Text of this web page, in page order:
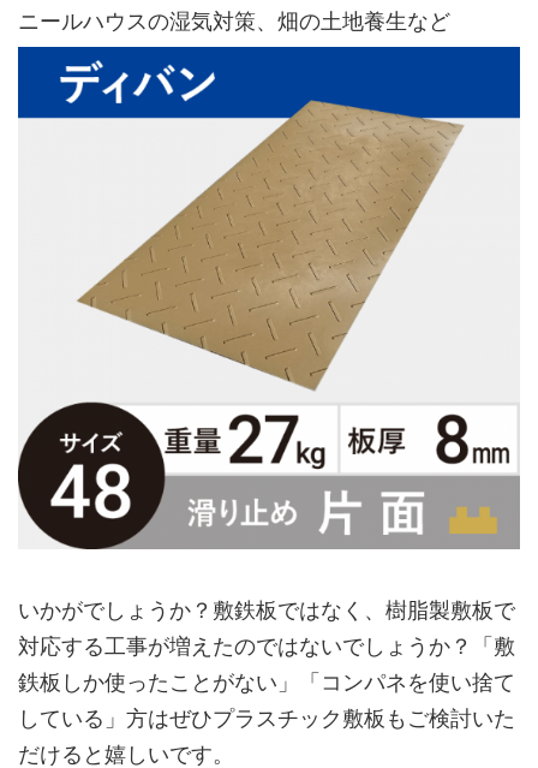
ニールハウスの湿気対策、畑の土地養生など
いかがでしょうか？敷鉄板ではなく、樹脂製敷板で
対応する工事が増えたのではないでしょうか？「敷
鉄板しか使ったことがない」「コンパネを使い捨て
している」方はぜひプラスチック敷板もご検討いた
だけると嬉しいです。